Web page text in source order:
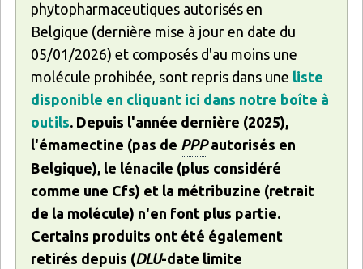
phytopharmaceutiques autorisés en
Belgique (dernière mise à jour en date du
05/01/2026) et composés d'au moins une
molécule prohibée, sont repris dans une liste
disponible en cliquant ici dans notre boîte à
outils. Depuis l'année dernière (2025),
l'émamectine (pas de PPPautorisés en
Belgique), le lénacile (plus considéré
comme une Cfs) et la métribuzine (retrait
de la molécule) n'en font plus partie.
Certains produits ont été également
retirés depuis (DLU-date limite